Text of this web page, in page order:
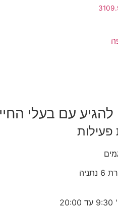
3
להגיע עם בעלי